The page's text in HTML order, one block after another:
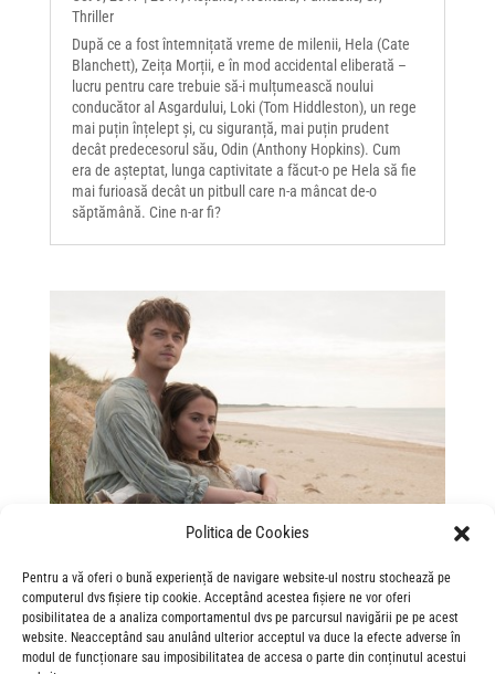
Politica de Cookies
Pentru a vă oferi o bună experiență de navigare website-ul nostru stochează pe
computerul dvs fișiere tip cookie. Acceptând acestea fișiere ne vor oferi
posibilitatea de a analiza comportamentul dvs pe parcursul navigării pe pe acest
website. Neacceptând sau anulând ulterior acceptul va duce la efecte adverse în
modul de funcționare sau imposibilitatea de accesa o parte din conținutul acestui
Thriller
După ce a fost întemnițată vreme de milenii, Hela (Cate
Blanchett), Zeița Morții, e în mod accidental eliberată –
lucru pentru care trebuie să-i mulțumească noului
conducător al Asgardului, Loki (Tom Hiddleston), un rege
mai puțin înțelept și, cu siguranță, mai puțin prudent
decât predecesorul său, Odin (Anthony Hopkins). Cum
era de așteptat, lunga captivitate a făcut-o pe Hela să fie
mai furioasă decât un pitbull care n-a mâncat de-o
săptămână. Cine n-ar fi?
Înainte de burse și tranzacții de capital și Wall
Street, a fost Amsterdam și “Febra lalelelor”.
Sep 1, 2017|2017,Dramă,Romantic
Amsterdam. Pe la mijlocul secolului al 17-lea. În plină
“febră a lalelelor”. O frumoasă orfană (Alicia Vikander),